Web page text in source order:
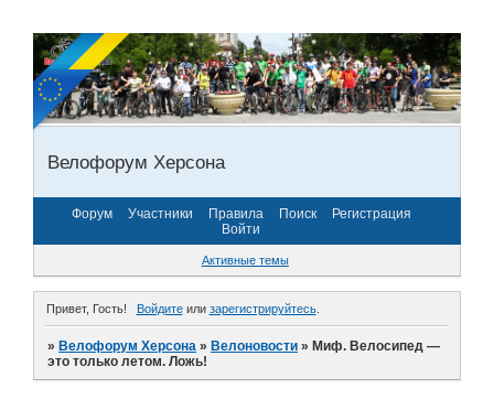
Велофорум Херсона
Форум Участники Правила Поиск
Регистрация
Войти
Активные темы
Привет, Гость! Войдитеили зарегистрируйтесь.
»Велофорум Херсона »Велоновости »Миф. Велосипед —
это только летом. Ложь!